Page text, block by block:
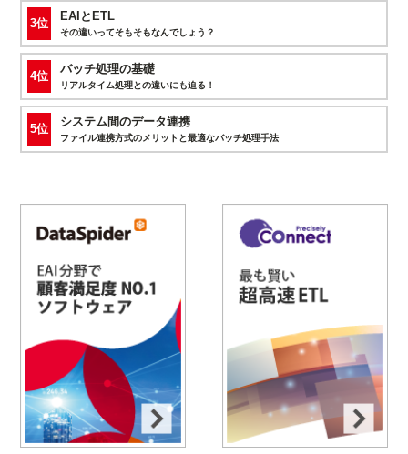
3位
EAIとETL
その違いってそもそもなんでしょう？
4位
バッチ処理の基礎
リアルタイム処理との違いにも迫る！
5位
システム間のデータ連携
ファイル連携方式のメリットと最適なバッチ処理手法